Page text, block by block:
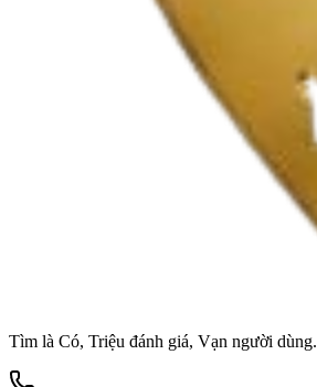
Tìm là Có, Triệu đánh giá, Vạn người dùng.